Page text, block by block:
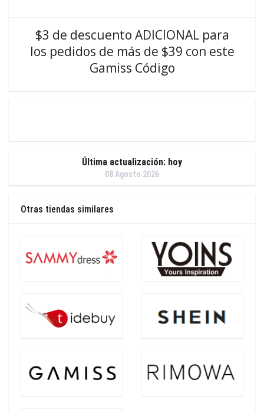
$3 de descuento ADICIONAL para
los pedidos de más de $39 con este
Gamiss Código
Última actualización: hoy
08 Agosto 2026
Otras tiendas similares